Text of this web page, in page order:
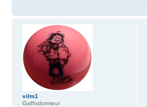
vilm1
Gaffodormeur